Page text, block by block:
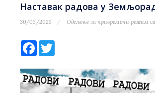
Наставак радова у
30/05/2025 Одељење за привремени режим
Facebook